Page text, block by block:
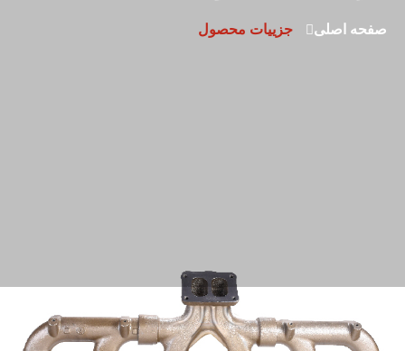
صفحه اصلی جزییات محصول